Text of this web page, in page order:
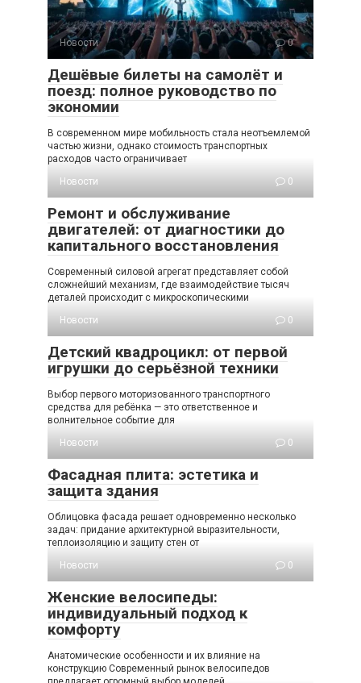
Новости 0
Дешёвые билеты на самолёт и
поезд: полное руководство по
экономии
В современном мире мобильность стала неотъемлемой
частью жизни, однако стоимость транспортных
расходов часто ограничивает
Новости
0
Ремонт и обслуживание
двигателей: от диагностики до
капитального восстановления
Современный силовой агрегат представляет собой
сложнейший механизм, где взаимодействие тысяч
деталей происходит с микроскопическими
Новости
0
Детский квадроцикл: от первой
игрушки до серьёзной техники
Выбор первого моторизованного транспортного
средства для ребёнка — это ответственное и
волнительное событие для
Новости
0
Фасадная плита: эстетика и
защита здания
Облицовка фасада решает одновременно несколько
задач: придание архитектурной выразительности,
теплоизоляцию и защиту стен от
Новости
0
Женские велосипеды:
индивидуальный подход к
комфорту
Анатомические особенности и их влияние на
конструкцию Современный рынок велосипедов